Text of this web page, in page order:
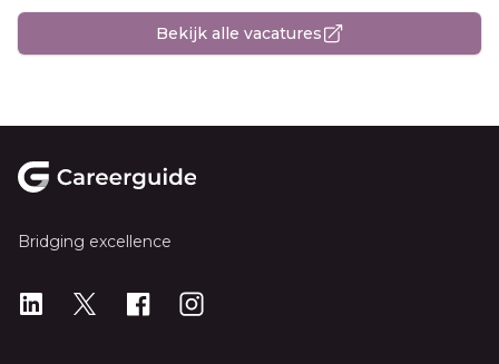
Bekijk alle vacatures
Bridging excellence
LinkedIn
X Instagram